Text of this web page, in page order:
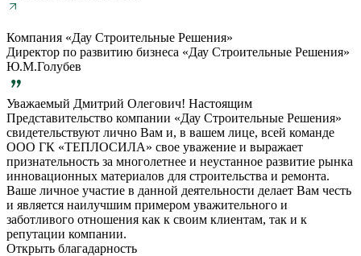
Компания «Дау Строительные Решения»
Директор по развитию бизнеса «Дау Строительные Решения»
Ю.М.Голубев
Уважаемый Дмитрий Олегович! Настоящим
Представительство компании «Дау Строительные Решения»
свидетельствуют лично Вам и, в вашем лице, всей команде
ООО ГК «ТЕПЛОСИЛА» свое уважение и выражает
признательность за многолетнее и неустанное развитие рынка
инновационных материалов для строительства и ремонта.
Ваше личное участие в данной деятельности делает Вам честь
и является наилучшим примером уважительного и
заботливого отношения как к своим клиентам, так и к
репутации компании.
Открыть благадарность